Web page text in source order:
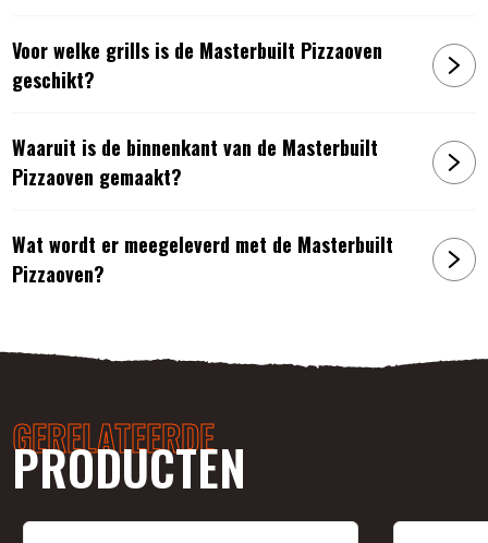
Voor welke grills is de Masterbuilt Pizzaoven
geschikt?
Waaruit is de binnenkant van de Masterbuilt
Pizzaoven gemaakt?
Wat wordt er meegeleverd met de Masterbuilt
Pizzaoven?
GERELATEERDE
PRODUCTEN